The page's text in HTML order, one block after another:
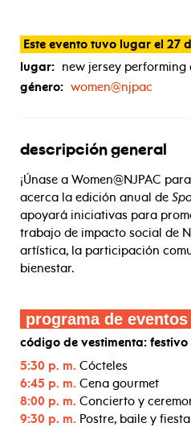
spotlight gala
Este evento tuvo lugar el 27
lugar: new jersey performing
género: women@njpac
descripción general
¡Únase a Women@NJPAC
acerca la edición anual de
apoyará iniciativas para
trabajo de impacto social de
artística, la participación
bienestar.
programa de eventos
código de vestimenta:
5:30 p. m. Cócteles
6:45 p. m. Cena gourmet
8:00 p. m. Concierto y
9:30 p. m. Postre, baile y